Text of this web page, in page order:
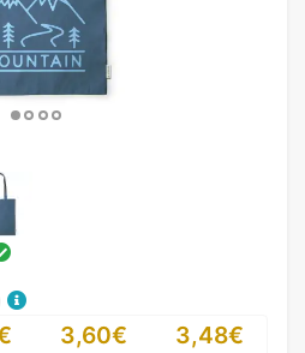
3,60€ 3,48€